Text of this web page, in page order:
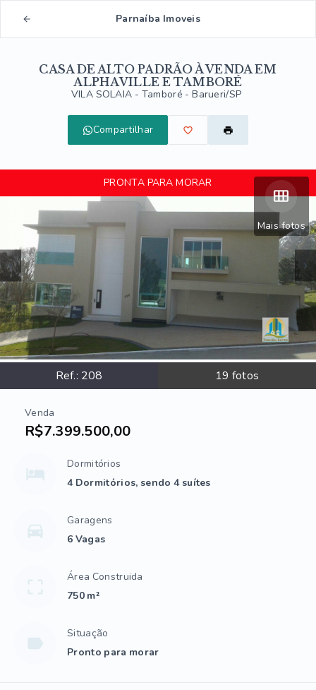
Parnaíba Imoveis
CASA DE ALTO PADRÃO À VENDA EM
ALPHAVILLE E TAMBORÉ
VILA SOLAIA - Tamboré - Barueri/SP
Compartilhar
Mais fotos
Ref.: 208 19 fotos
PRONTA PARA MORAR
Venda
R$7.399.500,00
Dormitórios
4 Dormitórios, sendo 4 suítes
Garagens
6 Vagas
Área Construida
750 m²
Situação
Pronto para morar